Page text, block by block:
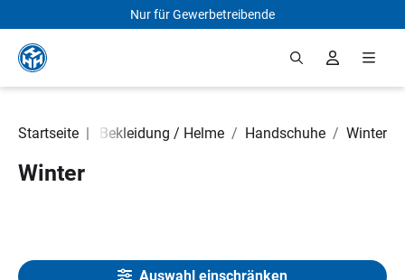
Zum Hauptinhalt springen
Nur für Gewerbetreibende
Startseite |
Rollerteile / Bekleidung / Helme / Handschuhe / Winter
Winter
Auswahl einschränken